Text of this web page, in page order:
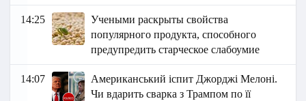
14:25
Учеными раскрыты свойства
популярного продукта, способного
предупредить старческое слабоумие
14:07
Американський іспит Джорджі Мелоні.
Чи вдарить сварка з Трампом по її